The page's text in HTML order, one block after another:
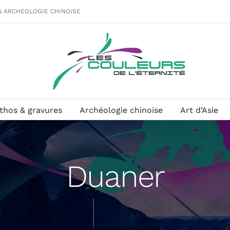
ARCHEOLOGIE CHINOISE
& gravures Archéologie chinoise Art d’Asie
Duaner